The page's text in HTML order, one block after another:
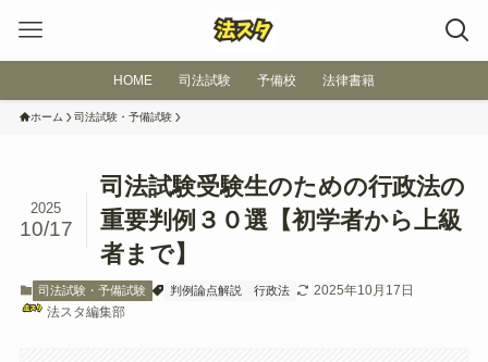
HOME 司法試験 予備校 法律書籍
ホーム 司法試験・予備試験
司法試験受験生のための行政法の
重要判例３０選【初学者から上級
者まで】
2025
10/17
司法試験・予備試験 判例論点解説 行政法
2025年10月17日
法スタ編集部